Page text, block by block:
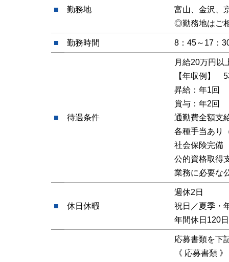
■ 勤務地
富山、金沢、
◎勤務地はご
■ 勤務時間 8：45～17
■ 待遇条件
月給20万円以
【年収例】
昇給：年1回
賞与：年2回
通勤費全額支
各種手当あり
社会保険完備
公的資格取得
業務に必要な
■ 休日休暇
週休2日
祝日／夏季・
年間休日120
応募書類を下
《 応募書類 》